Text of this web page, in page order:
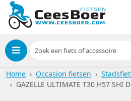
Menu
Home Occasion fietsen
GAZELLE ULTIMATE T30 H57 SHI